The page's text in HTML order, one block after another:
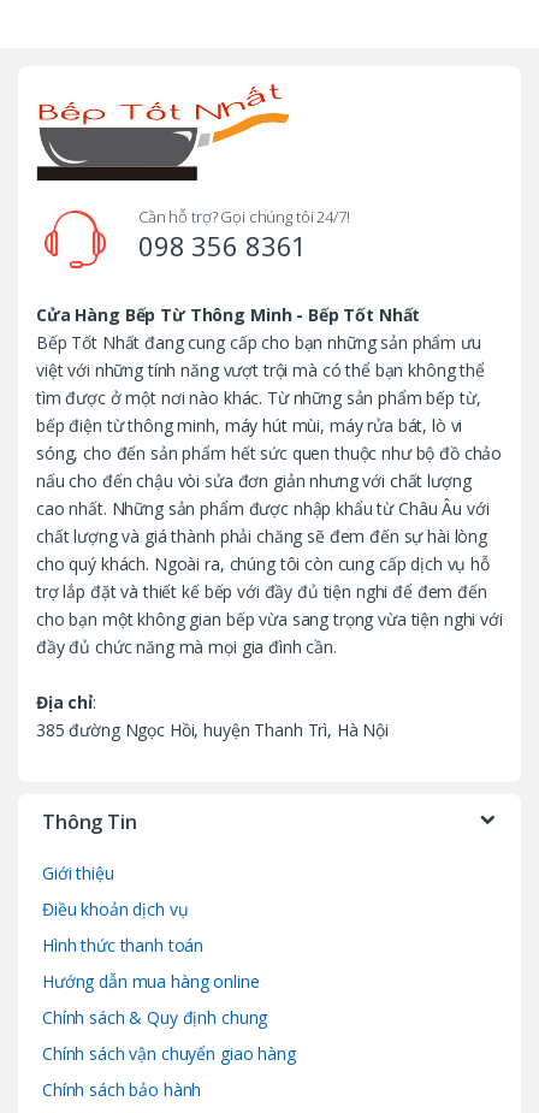
Cần hỗ trợ? Gọi chúng tôi 24/7!
098 356 8361
Cửa Hàng Bếp Từ Thông Minh - Bếp Tốt Nhất
Bếp Tốt Nhất đang cung cấp cho bạn những sản phẩm ưu
việt với những tính năng vượt trội mà có thể bạn không thể
tìm được ở một nơi nào khác. Từ những sản phẩm bếp từ,
bếp điện từ thông minh, máy hút mùi, máy rửa bát, lò vi
sóng, cho đến sản phẩm hết sức quen thuộc như bộ đồ chảo
nấu cho đến chậu vòi sửa đơn giản nhưng với chất lượng
cao nhất. Những sản phẩm được nhập khẩu từ Châu Âu với
chất lượng và giá thành phải chăng sẽ đem đến sự hài lòng
cho quý khách. Ngoài ra, chúng tôi còn cung cấp dịch vụ hỗ
trợ lắp đặt và thiết kế bếp với đầy đủ tiện nghi để đem đến
cho bạn một không gian bếp vừa sang trọng vừa tiện nghi với
đầy đủ chức năng mà mọi gia đình cần.
Địa chỉ:
385 đường Ngọc Hồi, huyện Thanh Trì, Hà Nội
Thông Tin
Giới thiệu
Điều khoản dịch vụ
Hình thức thanh toán
Hướng dẫn mua hàng online
Chính sách & Quy định chung
Chính sách vận chuyển giao hàng
Chính sách bảo hành